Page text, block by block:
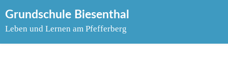
to
Grundschule Biesenthal
Leben und Lernen am Pfefferberg